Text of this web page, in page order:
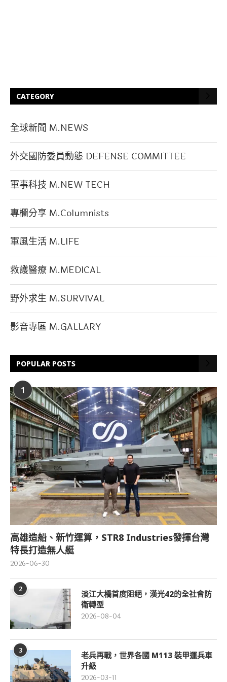
CATEGORY
全球新聞 M.NEWS
外交國防委員動態 DEFENSE COMMITTEE
軍事科技 M.NEW TECH
專欄分享 M.Columnists
軍風生活 M.LIFE
救護醫療 M.MEDICAL
野外求生 M.SURVIVAL
影音專區 M.GALLARY
POPULAR POSTS
1
高雄造船、新竹運算，STR8 Industries發揮台灣
特長打造無人艇
2026-06-30
2
淡江大橋首度阻絕，漢光42的全社會防
衛轉型
2026-08-04
3
老兵再戰，世界各國 M113 裝甲運兵車
升級
2026-03-11